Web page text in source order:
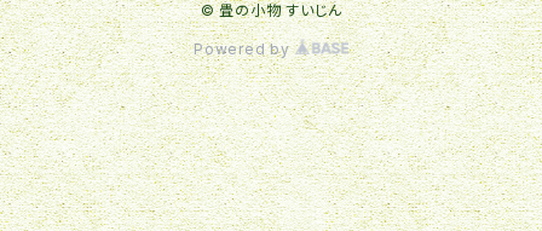
© 畳の小物 すいじん
Powered by